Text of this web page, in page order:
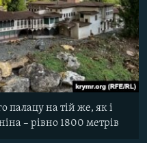
палацу на тій же, як і
– рівно 1800 метрів